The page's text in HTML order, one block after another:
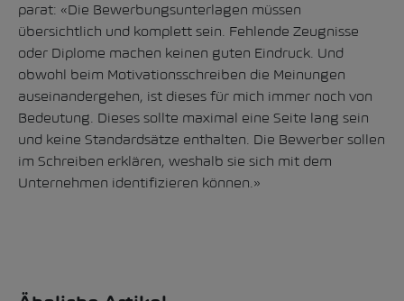
parat: «Die Bewerbungsunterlagen müssen
übersichtlich und komplett sein. Fehlende Zeugnisse
oder Diplome machen keinen guten Eindruck. Und
obwohl beim Motivationsschreiben die Meinungen
auseinandergehen, ist dieses für mich immer noch von
Bedeutung. Dieses sollte maximal eine Seite lang sein
und keine Standardsätze enthalten. Die Bewerber sollen
im Schreiben erklären, weshalb sie sich mit dem
Unternehmen identifizieren können.»